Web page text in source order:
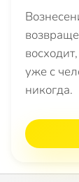
уже с
никогда.